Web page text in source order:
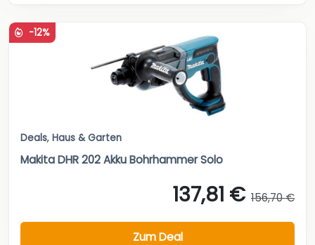
-12%
Deals, Haus & Garten
Makita DHR 202 Akku Bohrhammer Solo
137,81 € 156,70 €
Zum Deal